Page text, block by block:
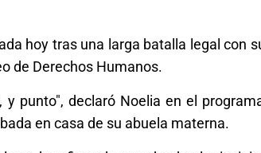
hoy tras una larga batalla legal con
de Derechos Humanos.
punto", declaró Noelia en el
en casa de su abuela materna.